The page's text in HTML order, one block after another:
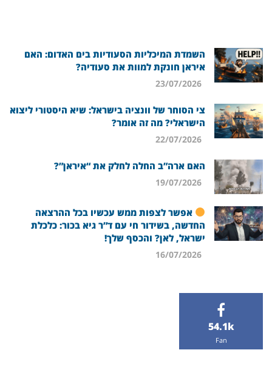
השמדת המיכליות הסעודיות בים האדום: האם
איראן חונקת למוות את סעודיה?
צי הסוחר של וונציה בישראל: שיא היסטורי ליצוא
הישראלי? מה זה אומר?
האם ארה”ב החלה לחלק את “איראן”?
אפשר לצפות ממש עכשיו בכל ההרצאה
החדשה, בשידור חי עם ד”ר גיא בכור: כלכלת
ישראל, לאן? והכסף שלך!
54.1k
Fan